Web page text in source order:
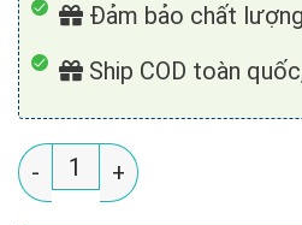
Đảm bảo chất
Ship COD toàn
Nước Giặt Xả Econova